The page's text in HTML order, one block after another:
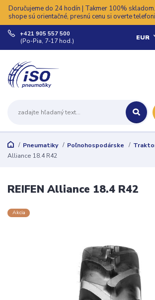
Doručujeme do 24 hodín | Takmer 100%
shope sú orientačné, presnú cenu si overte
EUR
+421 905 557 500
(Po-Pia, 7-17 hod.)
Pneumatiky Poľnohospodárske
Alliance 18.4 R42
REIFEN Alliance 18.4 R42
Akcia